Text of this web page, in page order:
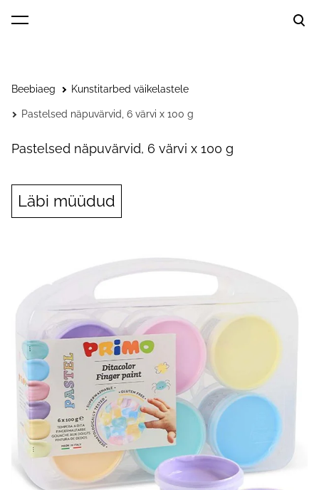
lisati ostukorvi.
Beebiaeg Kunstitarbed väikelastele
Pastelsed näpuvärvid, 6 värvi x 100 g
Pastelsed näpuvärvid, 6 värvi x 100 g
Läbi müüdud